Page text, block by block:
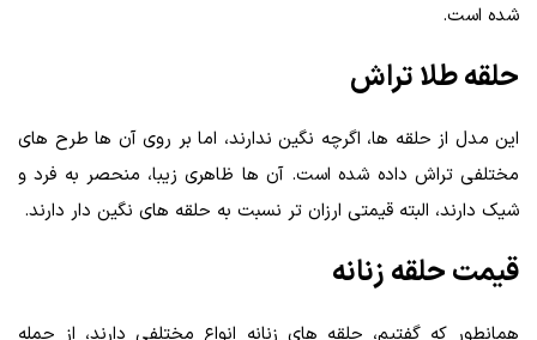
شده است.
حلقه طلا تراش
این مدل از حلقه‌ ها، اگرچه نگین ندارند، اما بر روی آن‌ ها طرح‌ های
مختلفی تراش داده شده است. آن‌ ها ظاهری زیبا، منحصر به فرد و
شیک دارند، البته قیمتی ارزان‌ تر نسبت به حلقه‌ های نگین‌ دار دارند.
قیمت حلقه زنانه
همانطور که گفتیم، حلقه‌ های زنانه انواع مختلفی دارند، از جمله